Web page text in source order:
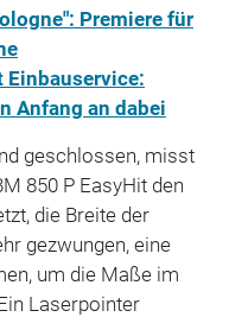
Premiere für
Einbauservice:
Anfang an dabei
geschlossen, misst
850 P EasyHit den
die Breite der
gezwungen, eine
um die Maße im
Laserpointer